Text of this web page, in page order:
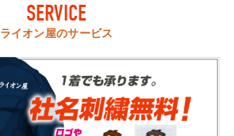
SERVICE
ライオン屋のサービス